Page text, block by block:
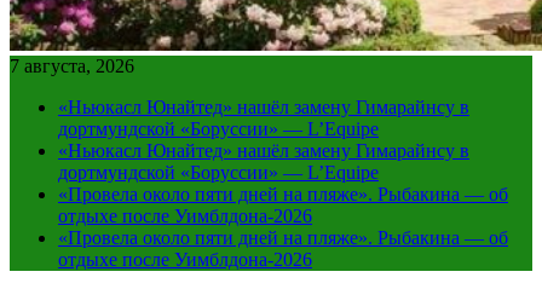
7 августа, 2026
«Ньюкасл Юнайтед» нашёл замену Гимарайнсу в
дортмундской «Боруссии» — L’Equipe
«Ньюкасл Юнайтед» нашёл замену Гимарайнсу в
дортмундской «Боруссии» — L’Equipe
«Провела около пяти дней на пляже». Рыбакина — об
отдыхе после Уимблдона-2026
«Провела около пяти дней на пляже». Рыбакина — об
отдыхе после Уимблдона-2026